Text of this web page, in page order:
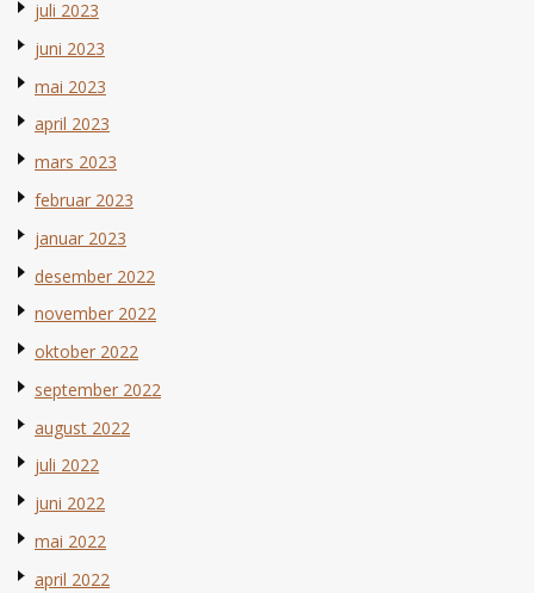
juli 2023
juni 2023
mai 2023
april 2023
mars 2023
februar 2023
januar 2023
desember 2022
november 2022
oktober 2022
september 2022
august 2022
juli 2022
juni 2022
mai 2022
april 2022